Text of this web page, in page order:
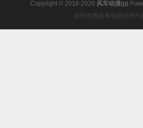
Copyright © 2018-2020 风车动漫(p)
－在线免费观看动漫动画片